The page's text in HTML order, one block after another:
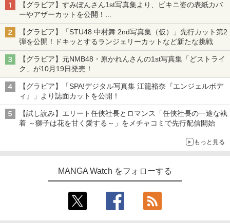
【グラビア】すみぽんさん1st写真集より、ビキニ姿の表紙カバ
ーやアザーカットを公開！
タイトルは「offcourt（オフコート）」に決定
【グラビア】「STU48 中村舞 2nd写真集（仮）」先行カット第2
弾を公開！ドキッとするランジェリーカットなど新たな挑戦
【グラビア】元NMB48・原かれんさんの1st写真集「どストライ
ク」が10月19日発売！
【グラビア】「SPA!デジタル写真集 江籠裕奈『エンジェルボデ
ィ』」より誌面カットを公開！
【試し読み】エリート任侠社長とロマンス「任侠社長の一途な執
着 ～獅子は花を甘く愛する～」をメチャコミで先行配信開始
もっと見る
MANGA Watch をフォローする